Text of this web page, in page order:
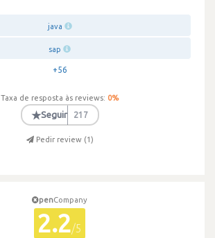
java
sap
+56
Taxa de resposta às reviews: 0%
★Seguir 217
Pedir review (1)
penCompany
2.2/5